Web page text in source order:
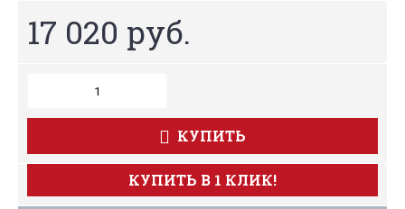
17 020 руб.
КУПИТЬ
КУПИТЬ В 1 КЛИК!